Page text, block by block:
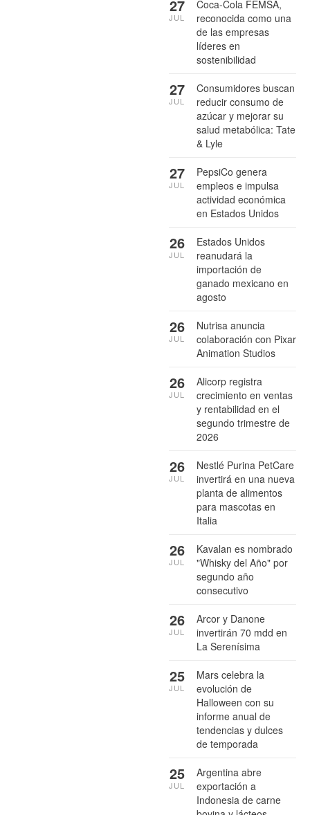
Coca-Cola FEMSA,
reconocida como una
de las empresas
líderes en
sostenibilidad
27
JUL
Consumidores buscan
reducir consumo de
azúcar y mejorar su
salud metabólica: Tate
& Lyle
27
JUL
PepsiCo genera
empleos e impulsa
actividad económica
en Estados Unidos
27
JUL
Estados Unidos
reanudará la
importación de
ganado mexicano en
agosto
26
JUL
Nutrisa anuncia
colaboración con Pixar
Animation Studios
26
JUL
Alicorp registra
crecimiento en ventas
y rentabilidad en el
segundo trimestre de
2026
26
JUL
Nestlé Purina PetCare
invertirá en una nueva
planta de alimentos
para mascotas en
Italia
26
JUL
Kavalan es nombrado
"Whisky del Año" por
segundo año
consecutivo
26
JUL
Arcor y Danone
invertirán 70 mdd en
La Serenísima
26
JUL
Mars celebra la
evolución de
Halloween con su
informe anual de
tendencias y dulces
de temporada
25
JUL
Argentina abre
exportación a
Indonesia de carne
25
JUL